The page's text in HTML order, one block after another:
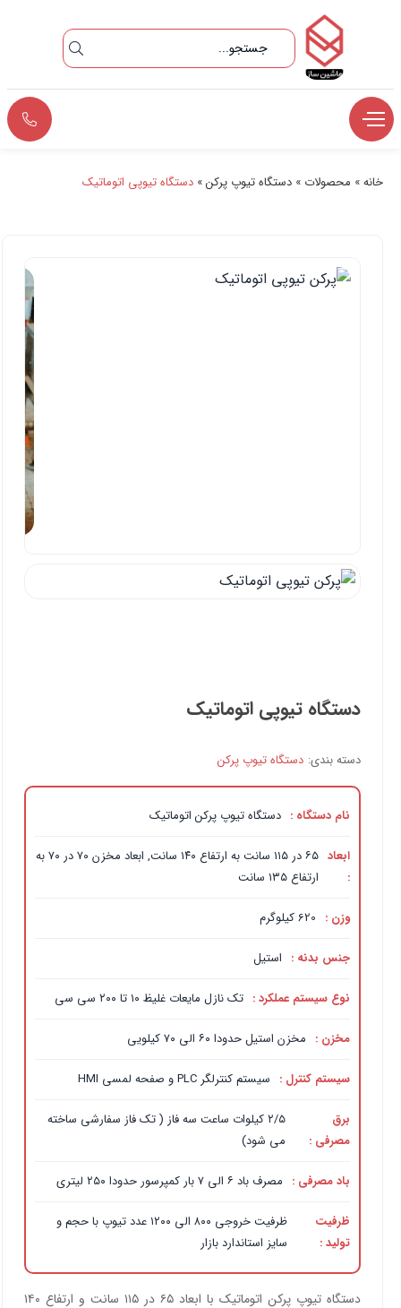
خانه» محصولات » دستگاه تیوپ پرکن» دستگاه تیوپی اتوماتیک
دستگاه تیوپی اتوماتیک
دسته بندی: دستگاه تیوپ پرکن
نام دستگاه : دستگاه تیوپ پرکن اتوماتیک
ابعاد
:
۶۵ در ۱۱۵ سانت به ارتفاع ۱۴۰ سانت, ابعاد مخزن ۷۰ در ۷۰ به
ارتفاع ۱۳۵ سانت
وزن : 620 کیلوگرم
جنس بدنه : استیل
نوع سیستم عملکرد : تک نازل مایعات غلیظ ۱۰ تا ۲۰۰ سی سی
مخزن : مخزن استیل حدودا ۶۰ الی ۷۰ کیلویی
سیستم کنترل : سیستم کنترلگر PLC و صفحه لمسی HMI
برق
مصرفی :
۲/۵ کیلوات ساعت سه فاز ( تک فاز سفارشی ساخته
می شود)
باد مصرفی : مصرف باد ۶ الی ۷ بار کمپرسور حدودا ۲۵۰ لیتری
ظرفیت
تولید :
ظرفیت خروجی ۸۰۰ الی ۱۲۰۰ عدد تیوپ با حجم و
سایز استاندارد بازار
دستگاه تیوپ پرکن اتوماتیک با ابعاد ۶۵ در ۱۱۵ سانت و ارتفاع ۱۴۰